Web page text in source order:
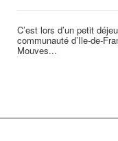
C’est lors d’un petit
communauté d’Ile-de-
Mouves...